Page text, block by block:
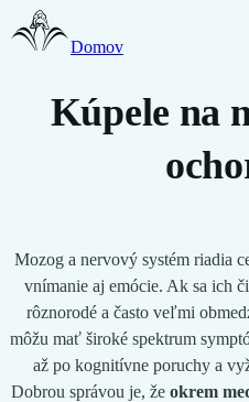
Domov
Kúpele na
Mozog a nervový systém riadia
vnímanie aj emócie. Ak sa ich
rôznorodé a často veľmi
môžu mať široké spektrum
až po kognitívne poruchy a
Dobrou správou je, že okrem